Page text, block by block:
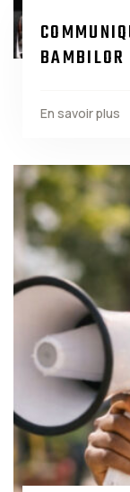
BAMBILOR
En savoir plus